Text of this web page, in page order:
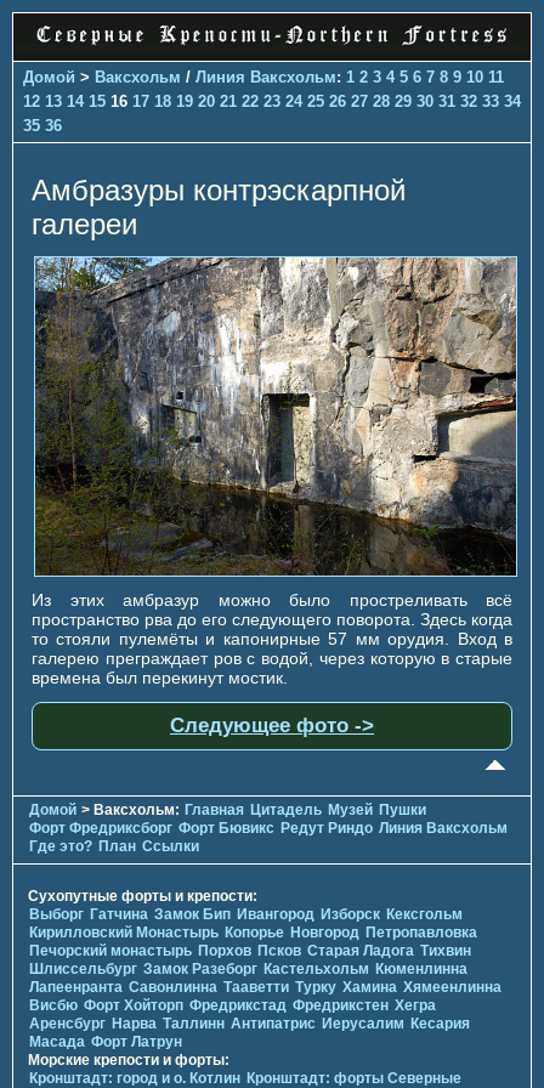
Домой > Ваксхольм / Линия Ваксхольм: 1 2 3 4 5 6 7 8 9 10 11
12 13 14 15 16 17 18 19 20 21 22 23 24 25 26 27 28 29 30 31 32 33 34
35 36
Амбразуры контрэскарпной
галереи
Из этих амбразур можно было простреливать всё
пространство рва до его следующего поворота. Здесь когда
то стояли пулемёты и капонирные 57 мм орудия. Вход в
галерею преграждает ров с водой, через которую в старые
времена был перекинут мостик.
Следующее фото ->
Домой > Ваксхольм: Главная Цитадель Музей Пушки
Форт Фредриксборг Форт Бювикc Редут Риндо Линия Ваксхольм
Где это? План Ссылки
Сухопутные форты и крепости:
Выборг Гатчина Замок Бип Ивангород Изборск Кексгольм
Кирилловский Монастырь Копорье Новгород Петропавловка
Печорcкий монастырь Порхов Псков Старая Ладога Тихвин
Шлиссельбург Замок Разеборг Кастельхольм Кюменлинна
Лапеенранта Савонлинна Тааветти Турку Хамина Хямеенлинна
Висбю Форт Хойторп Фредрикстад Фредрикстен Хегра
Аренсбург Нарва Таллинн Антипатрис Иерусалим Кесария
Масада Форт Латрун
Морские крепости и форты:
Кронштадт: город и о. Котлин Кронштадт: форты Северные